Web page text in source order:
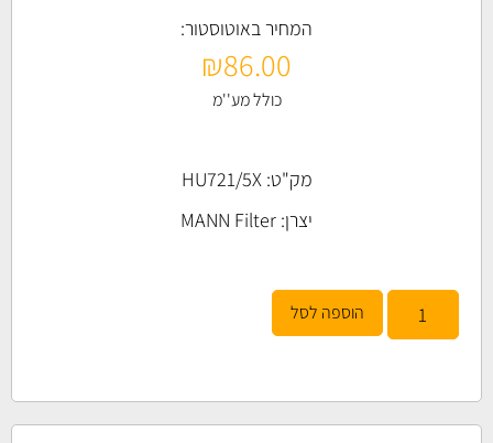
המחיר באוטוסטור:
₪86.00
כולל מע''מ
מק"ט: HU721/5X
יצרן: MANN Filter
הוספה לסל